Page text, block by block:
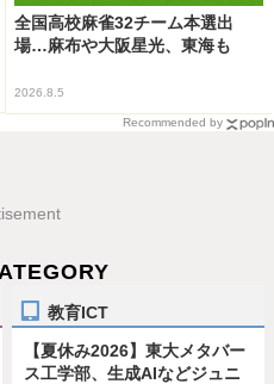
全国高校麻雀32チーム本選出
場…麻布や大阪星光、東海も
2026.8.5
Recommended by
教育ICT
【夏休み2026】東大メタバー
ス工学部、生成AIなどジュニ